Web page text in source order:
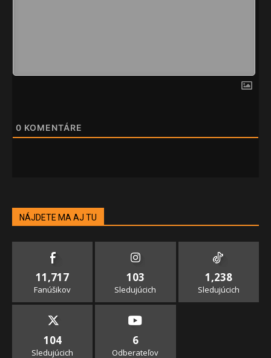
0 KOMENTÁRE
NÁJDETE MA AJ TU
11,717
Fanúšikov
103
Sledujúcich
1,238
Sledujúcich
104
Sledujúcich
6
Odberateľov